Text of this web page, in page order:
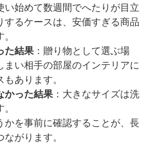
い始めて数週間でへたりが目立
するケースは、安価すぎる商品
た結果 ：贈り物として選ぶ場
い相手の部屋のインテリアに
あります。
かった結果 ：大きなサイズは洗
を事前に確認することが、長
がります。